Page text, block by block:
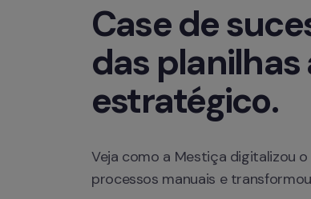
Case de
das planilhas
estratégico.
Veja como a Mestiça digitalizou
processos manuais e